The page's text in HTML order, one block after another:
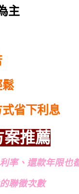
主
鬆
省下利息
案推薦
率、還款年限也
聯徵次數